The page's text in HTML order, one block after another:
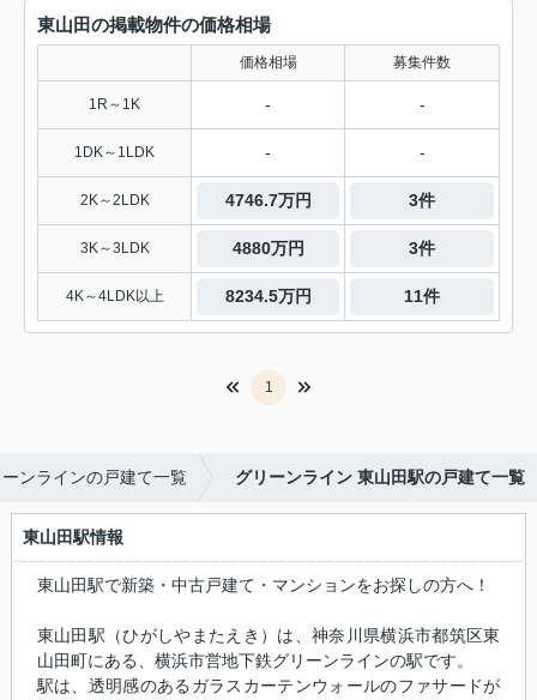
東山田の掲載物件の価格相場
価格相場 募集件数
1R～1K - -
1DK～1LDK - -
2K～2LDK 4746.7万円 3件
3K～3LDK 4880万円 3件
4K～4LDK以上 8234.5万円 11件
1
ンラインの戸建て一覧 グリーンライン 東山田駅の戸建て一覧
東山田駅情報
東山田駅で新築・中古戸建て・マンションをお探しの方へ！
東山田駅（ひがしやまたえき）は、神奈川県横浜市都筑区東
山田町にある、横浜市営地下鉄グリーンラインの駅です。
駅は、透明感のあるガラスカーテンウォールのファサードが